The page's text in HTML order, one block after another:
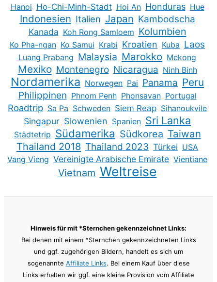
Hanoi Ho-Chi-Minh-Stadt Hoi An Honduras Hue
Indonesien Italien Japan Kambodscha
Kanada Koh Rong Samloem Kolumbien
Ko Pha-ngan Ko Samui Krabi Kroatien Kuba Laos
Luang Prabang Malaysia Marokko Mekong
Mexiko Montenegro Nicaragua Ninh Binh
Nordamerika Norwegen Pai Panama Peru
Philippinen Phnom Penh Phonsavan Portugal
Roadtrip Sa Pa Schweden Siem Reap Sihanoukvile
Singapur Slowenien Spanien Sri Lanka
Städtetrip Südamerika Südkorea Taiwan
Thailand 2018 Thailand 2023 Türkei USA
Vang Vieng Vereinigte Arabische Emirate Vientiane
Vietnam Weltreise
Hinweis für mit *Sternchen gekennzeichnet Links:
Bei denen mit einem *Sternchen gekennzeichneten Links
und ggf. zugehörigen Bildern, handelt es sich um
sogenannte Affiliate Links. Bei einem Kauf über diese
Links erhalten wir ggf. eine kleine Provision vom Affiliate